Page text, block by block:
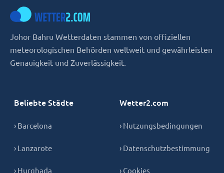
Johor Bahru Wetterdaten stammen von offiziellen
meteorologischen Behörden weltweit und gewährleisten
Genauigkeit und Zuverlässigkeit.
Beliebte Städte
› Barcelona
› Lanzarote
› Hurghada
Wetter2.com
› Nutzungsbedingungen
› Datenschutzbestimmung
› Cookies